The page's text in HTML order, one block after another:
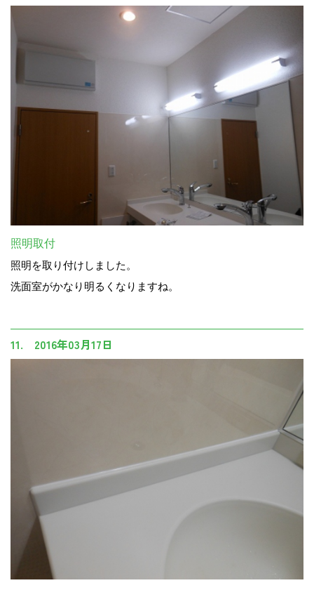
照明取付
照明を取り付けしました。
洗面室がかなり明るくなりますね。
11. 2016年03月17日